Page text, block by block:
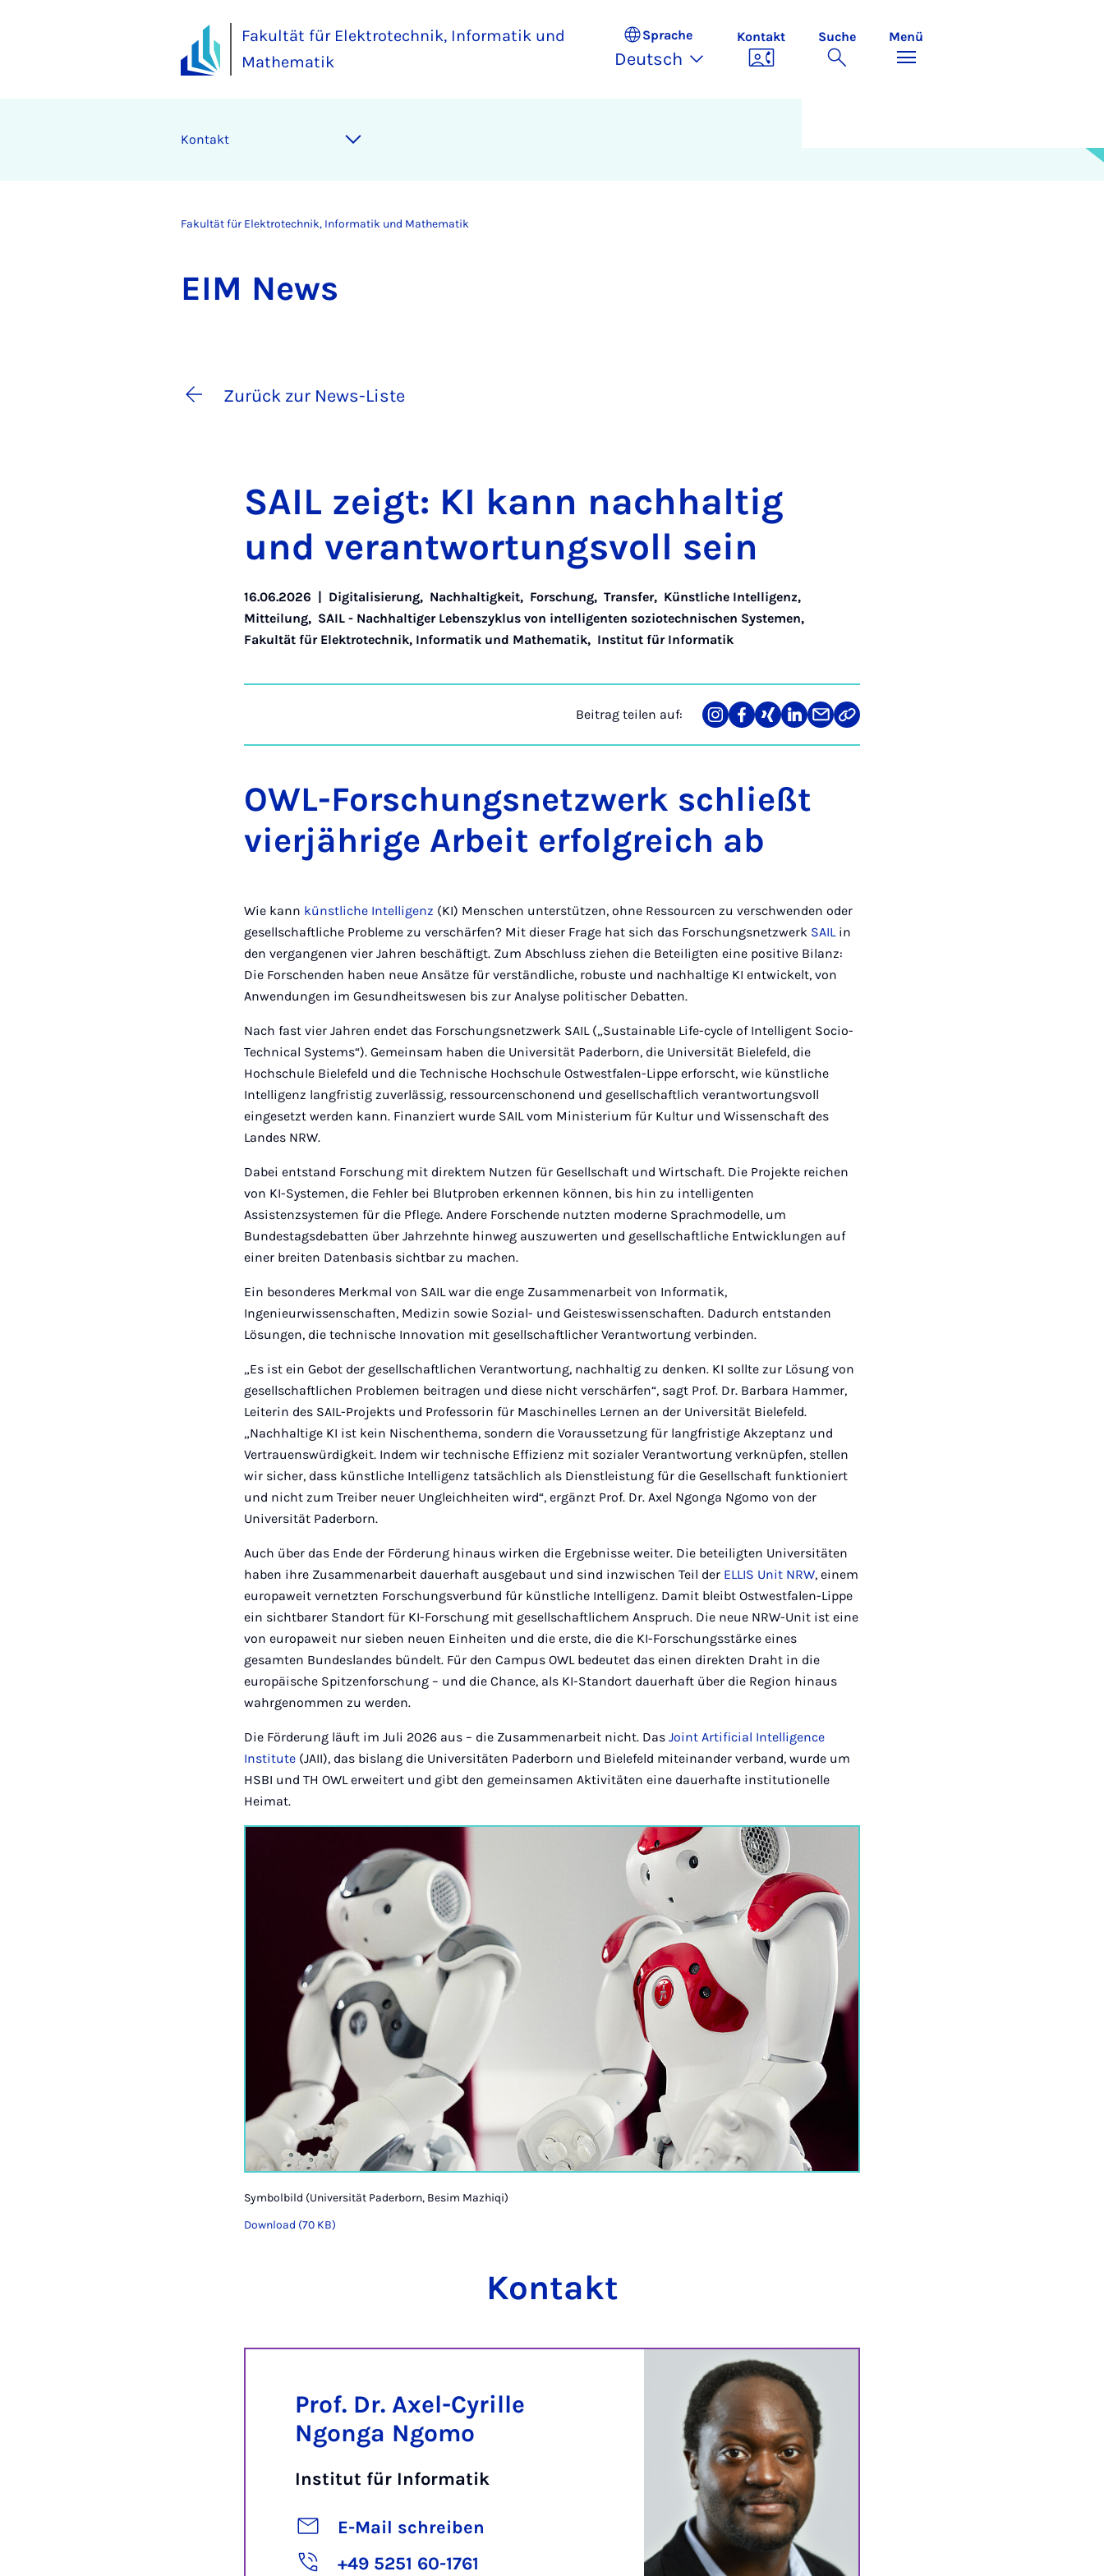
Fakultät für Elektrotechnik, Informatik und
Mathematik
Sprache
Deutsch
Kontakt Suche Menü
Kontakt
Fakultät für Elektrotechnik, Informatik und Mathematik
EIM News
Zurück zur News-Liste
SAIL zeigt: KI kann nach­hal­tig
und ver­ant­wor­tungs­voll sein
16.06.2026 | Digitalisierung, Nachhaltigkeit, Forschung,Transfer, Künstliche Intelligenz,
Mitteilung, SAIL - Nachhaltiger Lebenszyklus von intelligenten soziotechnischen Systemen,
Fakultät für Elektrotechnik, Informatik und Mathematik, Institut für Informatik
Beitrag teilen auf:
Teilen
auf
Teilen
auf
Teilen
auf
Teilen
auf
Teilen
über
Link
kopieren
OWL-Forschungsnetzwerk schließt
vierjährige Arbeit erfolgreich ab
Wie kann künstliche Intelligenz (KI) Menschen unterstützen, ohne Ressourcen zu verschwenden oder
gesellschaftliche Probleme zu verschärfen? Mit dieser Frage hat sich das Forschungsnetzwerk SAILin
den vergangenen vier Jahren beschäftigt. Zum Abschluss ziehen die Beteiligten eine positive Bilanz:
Die Forschenden haben neue Ansätze für verständliche, robuste und nachhaltige KI entwickelt, von
Anwendungen im Gesundheitswesen bis zur Analyse politischer Debatten.
Nach fast vier Jahren endet das Forschungsnetzwerk SAIL („Sustainable Life-cycle of Intelligent Socio-
Technical Systems“). Gemeinsam haben die Universität Paderborn, die Universität Bielefeld, die
Hochschule Bielefeld und die Technische Hochschule Ostwestfalen-Lippe erforscht, wie künstliche
Intelligenz langfristig zuverlässig, ressourcenschonend und gesellschaftlich verantwortungsvoll
eingesetzt werden kann. Finanziert wurde SAIL vom Ministerium für Kultur und Wissenschaft des
Landes NRW.
Dabei entstand Forschung mit direktem Nutzen für Gesellschaft und Wirtschaft. Die Projekte reichen
von KI-Systemen, die Fehler bei Blutproben erkennen können, bis hin zu intelligenten
Assistenzsystemen für die Pflege. Andere Forschende nutzten moderne Sprachmodelle, um
Bundestagsdebatten über Jahrzehnte hinweg auszuwerten und gesellschaftliche Entwicklungen auf
einer breiten Datenbasis sichtbar zu machen.
Ein besonderes Merkmal von SAIL war die enge Zusammenarbeit von Informatik,
Ingenieurwissenschaften, Medizin sowie Sozial- und Geisteswissenschaften. Dadurch entstanden
Lösungen, die technische Innovation mit gesellschaftlicher Verantwortung verbinden.
„Es ist ein Gebot der gesellschaftlichen Verantwortung, nachhaltig zu denken. KI sollte zur Lösung von
gesellschaftlichen Problemen beitragen und diese nicht verschärfen“, sagt Prof. Dr. Barbara Hammer,
Leiterin des SAIL-Projekts und Professorin für Maschinelles Lernen an der Universität Bielefeld.
„Nachhaltige KI ist kein Nischenthema, sondern die Voraussetzung für langfristige Akzeptanz und
Vertrauenswürdigkeit. Indem wir technische Effizienz mit sozialer Verantwortung verknüpfen, stellen
wir sicher, dass künstliche Intelligenz tatsächlich als Dienstleistung für die Gesellschaft funktioniert
und nicht zum Treiber neuer Ungleichheiten wird“, ergänzt Prof. Dr. Axel Ngonga Ngomo von der
Universität Paderborn.
Auch über das Ende der Förderung hinaus wirken die Ergebnisse weiter. Die beteiligten Universitäten
haben ihre Zusammenarbeit dauerhaft ausgebaut und sind inzwischen Teil der ELLIS Unit NRW, einem
europaweit vernetzten Forschungsverbund für künstliche Intelligenz. Damit bleibt Ostwestfalen-Lippe
ein sichtbarer Standort für KI-Forschung mit gesellschaftlichem Anspruch. Die neue NRW-Unit ist eine
von europaweit nur sieben neuen Einheiten und die erste, die die KI-Forschungsstärke eines
gesamten Bundeslandes bündelt. Für den Campus OWL bedeutet das einen direkten Draht in die
europäische Spitzenforschung – und die Chance, als KI-Standort dauerhaft über die Region hinaus
wahrgenommen zu werden.
Die Förderung läuft im Juli 2026 aus – die Zusammenarbeit nicht. DasJoint Artificial Intelligence
Institute (JAII), das bislang die Universitäten Paderborn und Bielefeld miteinander verband, wurde um
HSBI und TH OWL erweitert und gibt den gemeinsamen Aktivitäten eine dauerhafte institutionelle
Heimat.
Symbolbild (Universität Paderborn, Besim Mazhiqi)
Download (70 KB)
Kontakt
Prof. Dr. Axel-Cyrille
Ngonga Ngomo
Institut für Informatik
E-Mail schreiben
+49 5251 60-1761